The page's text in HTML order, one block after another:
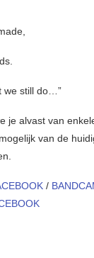
we still do…”
je alvast van
van de
/